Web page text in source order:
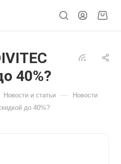
40%?
Новости и статьи — Новости
до 40%?